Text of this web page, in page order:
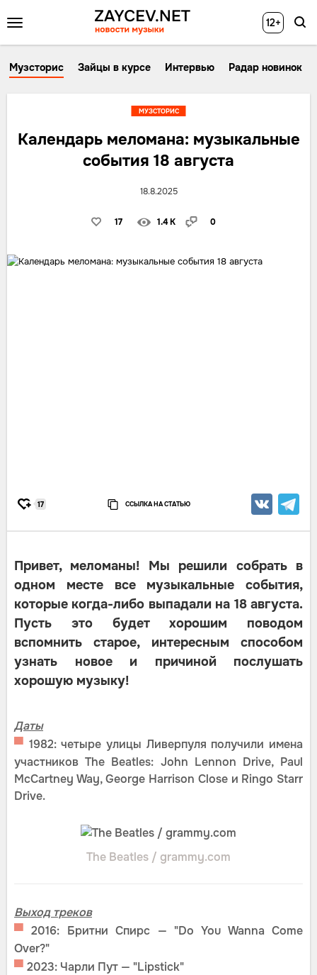
12+
Музсторис Зайцы в курсе Интервью Радар новинок
Календарь меломана: музыкальные
события 18 августа
18.8.2025
17 1.4 K 0
МУЗСТОРИС
17 ССЫЛКА НА СТАТЬЮ
Привет, меломаны! Мы решили собрать в
одном месте все музыкальные события,
которые когда-либо выпадали на 18 августа.
Пусть это будет хорошим поводом
вспомнить старое, интересным способом
узнать новое и причиной послушать
хорошую музыку!
Даты
▀ 1982: четыре улицы Ливерпуля получили имена
участников The Beatles: John Lennon Drive, Paul
McCartney Way, George Harrison Close и Ringo Starr
Drive.
The Beatles / grammy.com
Выход треков
▀2016: Бритни Спирс — "Do You Wanna Come
Over?"
▀ 2023: Чарли Пут — "Lipstick"